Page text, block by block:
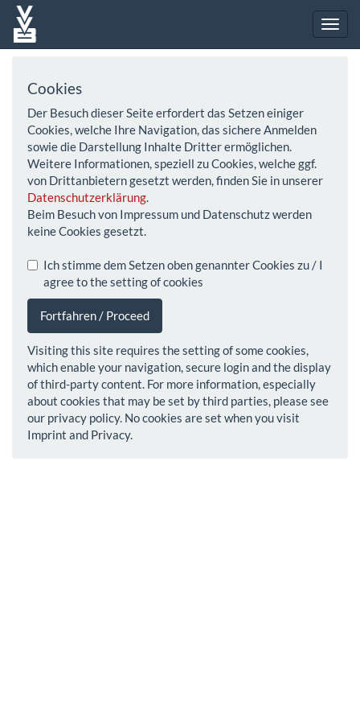
Cookies
Der Besuch dieser Seite erfordert das Setzen einiger
Cookies, welche Ihre Navigation, das sichere Anmelden
sowie die Darstellung Inhalte Dritter ermöglichen.
Weitere Informationen, speziell zu Cookies, welche ggf.
von Drittanbietern gesetzt werden, finden Sie in unserer
Datenschutzerklärung.
Beim Besuch von Impressum und Datenschutz werden
keine Cookies gesetzt.
Ich stimme dem Setzen oben genannter Cookies zu / I
agree to the setting of cookies
Fortfahren / Proceed
Visiting this site requires the setting of some cookies,
which enable your navigation, secure login and the display
of third-party content. For more information, especially
about cookies that may be set by third parties, please see
our privacy policy. No cookies are set when you visit
Imprint and Privacy.